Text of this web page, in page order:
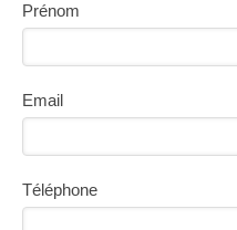
Prénom
Email
Téléphone